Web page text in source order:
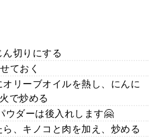
切りにする
ておく
リーブオイルを熱し、にんに
で炒める
ウダーは後入れします🤗
、キノコと肉を加え、炒める